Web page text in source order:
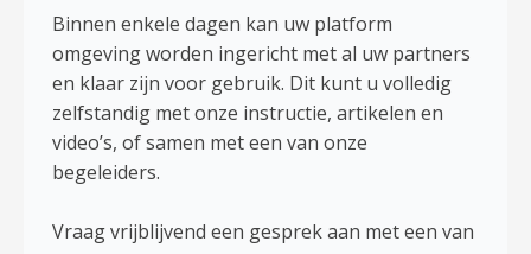
Binnen enkele dagen kan uw platform
omgeving worden ingericht met al uw partners
en klaar zijn voor gebruik. Dit kunt u volledig
zelfstandig met onze instructie, artikelen en
video’s, of samen met een van onze
begeleiders.
Vraag vrijblijvend een gesprek aan met een van